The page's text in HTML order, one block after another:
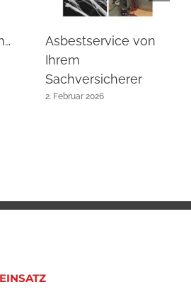
Asbestservice von
Ihrem
Sachversicherer
2. Februar 2026